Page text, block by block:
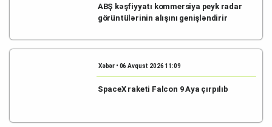
ABŞ kəşfiyyatı kommersiya peyk radar
görüntülərinin alışını genişləndirir
Xəbər • 06 Avqust 2026 11:09
SpaceX raketi Falcon 9 Aya çırpılıb